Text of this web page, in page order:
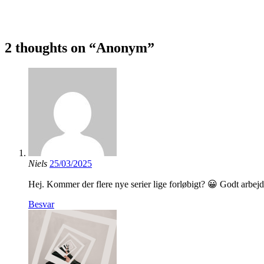
2 thoughts on “Anonym”
Niels 25/03/2025
Hej. Kommer der flere nye serier lige forløbigt? 😀 Godt
Besvar